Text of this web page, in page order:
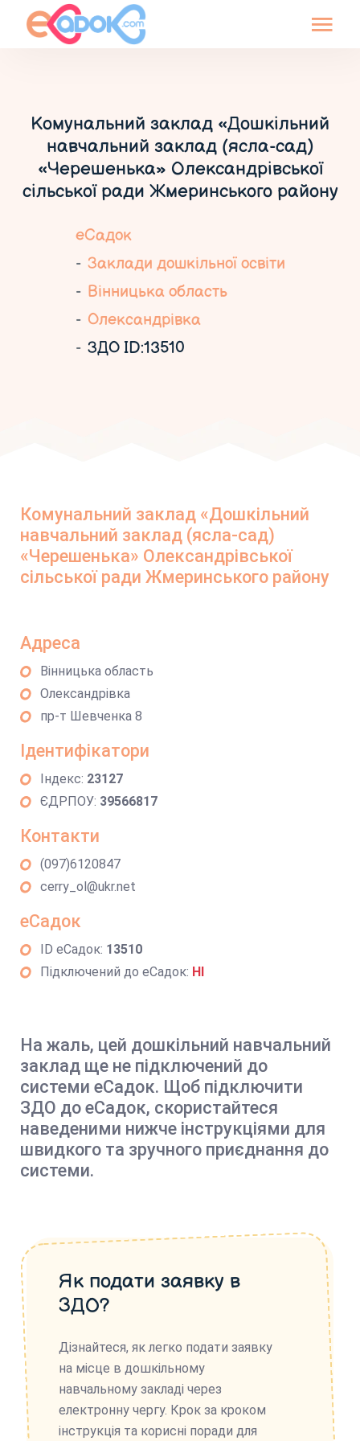
Комунальний заклад «Дошкільний
навчальний заклад (ясла-сад)
«Черешенька» Олександрівської
сільської ради Жмеринського району
еСадок
Заклади дошкільної освіти
Вінницька область
Олександрівка
ЗДО ID:13510
Комунальний заклад «Дошкільний
навчальний заклад (ясла-сад)
«Черешенька» Олександрівської
сільської ради Жмеринського району
Адреса
Вінницька область
Олександрівка
пр-т Шевченка 8
Ідентифікатори
Індекс: 23127
ЄДРПОУ: 39566817
Контакти
(097)6120847
cerry_ol@ukr.net
еСадок
ID еСадок: 13510
Підключений до еСадок: НІ
На жаль, цей дошкільний навчальний
заклад ще не підключений до
системи еСадок. Щоб підключити
ЗДО до еСадок, скористайтеся
наведеними нижче інструкціями для
швидкого та зручного приєднання до
системи.
Як подати заявку в
ЗДО?
Дізнайтеся, як легко подати заявку
на місце в дошкільному
навчальному закладі через
електронну чергу. Крок за кроком
інструкція та корисні поради для